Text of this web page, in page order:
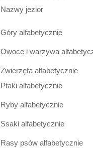
Nazwy jezior
Góry alfabetycznie
Owoce i warzywa
Zwierzęta alfabetycznie
Ptaki alfabetycznie
Ryby alfabetycznie
Ssaki alfabetycznie
Rasy psów alfabetycznie